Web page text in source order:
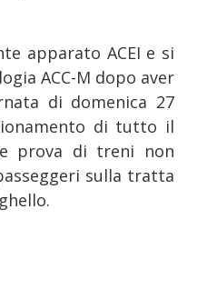
apparato ACEI e si
ACC-M dopo aver
di domenica 27
di tutto il
prova di treni non
sulla tratta